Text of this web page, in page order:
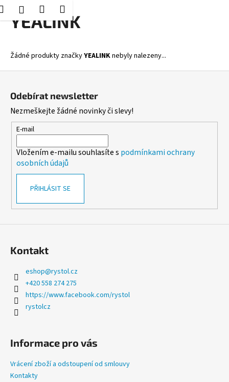
Přejít
HledatPřihlášení
Nákupní
košík
Menu
YEALINK
Žádné produkty značkyYEALINKnebyly nalezeny...
K
o
Zpět
Zpět
C
o
o
t
ř
e
b
u
n
j
t
?
HLEDAT
Odebírat newsletter
Nezmeškejte žádné novinky či slevy!
E-mail
Vložením e-mailu souhlasíte s podmínkami ochrany
osobních údajů
PŘIHLÁSIT SE
Kontakt
eshop@rystol.cz
+420 558 274 275
https://www.facebook.com/rystol
rystolcz
Informace pro vás
Vrácení zboží a odstoupení od smlouvy
Kontakty